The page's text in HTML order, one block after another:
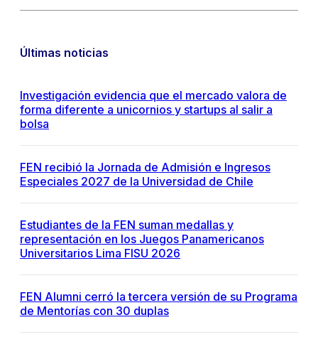
Últimas noticias
Investigación evidencia que el mercado valora de
forma diferente a unicornios y startups al salir a
bolsa
FEN recibió la Jornada de Admisión e Ingresos
Especiales 2027 de la Universidad de Chile
Estudiantes de la FEN suman medallas y
representación en los Juegos Panamericanos
Universitarios Lima FISU 2026
FEN Alumni cerró la tercera versión de su Programa
de Mentorías con 30 duplas